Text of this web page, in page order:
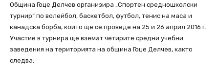
Община Гоце Делчев организира „Спортен средношколски
турнир“ по волейбол, баскетбол, футбол, тенис на маса и
канадска борба, който ще се проведе на 25 и 26 април 2016 г.
Участие в турнира ще вземат четирите средни учебни
заведения на територията на община Гоце Делчев, както
следва: